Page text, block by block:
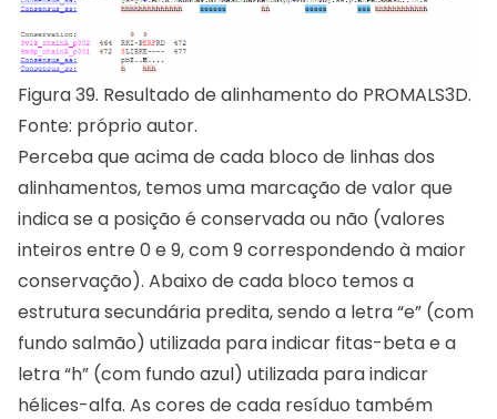
Figura 39. Resultado de alinhamento do PROMALS3D.
Fonte: próprio autor.
Perceba que acima de cada bloco de linhas dos
alinhamentos, temos uma marcação de valor que
indica se a posição é conservada ou não (valores
inteiros entre 0 e 9, com 9 correspondendo à maior
conservação). Abaixo de cada bloco temos a
estrutura secundária predita, sendo a letra “e” (com
fundo salmão) utilizada para indicar fitas-beta e a
letra “h” (com fundo azul) utilizada para indicar
hélices-alfa. As cores de cada resíduo também